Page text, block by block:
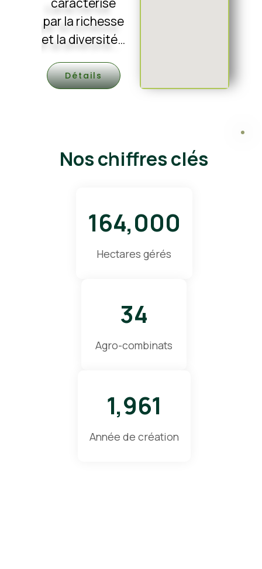
par la richesse
et la diversité…
Détails
Nos chiffres clés
164,000
Hectares gérés
34
Agro-combinats
1,961
Année de création